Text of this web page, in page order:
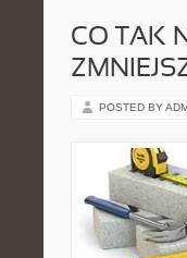
CO TAK
POSTED BY